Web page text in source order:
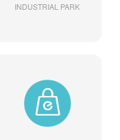
INDUSTRIAL PARK